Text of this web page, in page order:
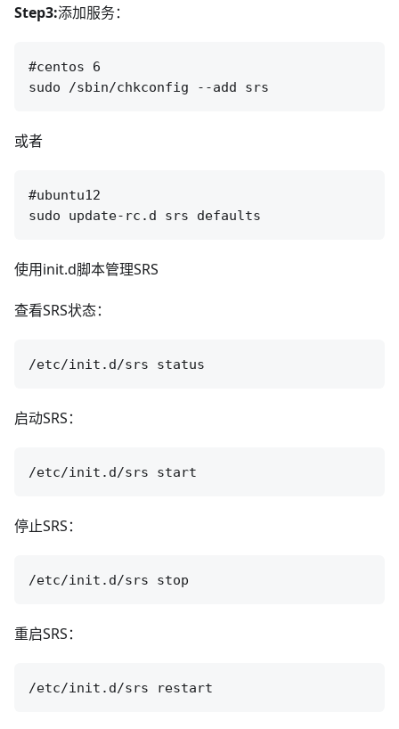
Step3:添加服务：
#centos 6
或者
#ubuntu12
使用init.d脚本管理SRS
查看SRS状态：
启动SRS：
停止SRS：
重启SRS：